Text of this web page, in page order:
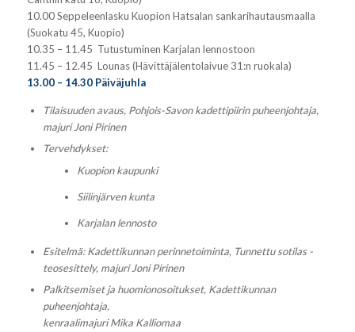
10.00 Seppeleenlasku Kuopion Hatsalan sankarihautausmaalla
(Suokatu 45, Kuopio)
10.35 – 11.45 Tutustuminen Karjalan lennostoon
11.45 – 12.45 Lounas (Hävittäjälentolaivue 31:n ruokala)
13.00 – 14.30 Päiväjuhla
Tilaisuuden avaus, Pohjois-Savon kadettipiirin puheenjohtaja,
majuri Joni Pirinen
Tervehdykset:
Kuopion kaupunki
Siilinjärven kunta
Karjalan lennosto
Esitelmä: Kadettikunnan perinnetoiminta, Tunnettu sotilas -
teosesittely, majuri Joni Pirinen
Palkitsemiset ja huomionosoitukset, Kadettikunnan
puheenjohtaja,
kenraalimajuri Mika Kalliomaa